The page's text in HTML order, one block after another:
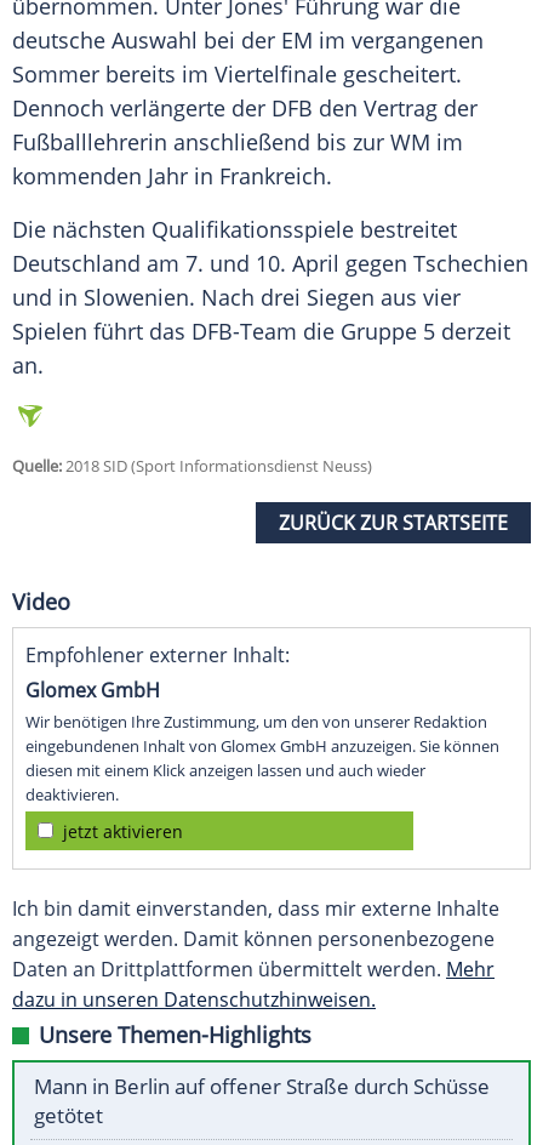
übernommen. Unter Jones' Führung war die
deutsche Auswahl bei der EM im vergangenen
Sommer bereits im Viertelfinale gescheitert.
Dennoch verlängerte der DFB den Vertrag der
Fußballlehrerin anschließend bis zur WM im
kommenden Jahr in Frankreich.
Die nächsten Qualifikationsspiele bestreitet
Deutschland am 7. und 10. April gegen Tschechien
und in Slowenien. Nach drei Siegen aus vier
Spielen führt das DFB-Team die Gruppe 5 derzeit
an.
Quelle:2018 SID (Sport Informationsdienst Neuss)
ZURÜCK ZUR STARTSEITE
Video
Empfohlener externer Inhalt:
Glomex GmbH
Wir benötigen Ihre Zustimmung, um den von unserer Redaktion
eingebundenen Inhalt von Glomex GmbH anzuzeigen. Sie können
diesen mit einem Klick anzeigen lassen und auch wieder
deaktivieren.
jetzt aktivieren
Ich bin damit einverstanden, dass mir externe Inhalte
angezeigt werden. Damit können personenbezogene
Daten an Drittplattformen übermittelt werden. Mehr
dazu in unseren Datenschutzhinweisen.
Unsere Themen-Highlights
Mann in Berlin auf offener Straße durch Schüsse
getötet